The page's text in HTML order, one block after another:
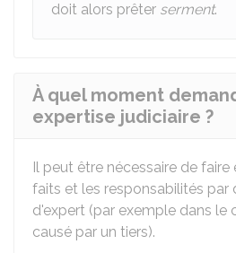
doit alors prêter serment.
À quel moment
expertise judiciaire ?
Il peut être nécessaire de
faits et les responsabilités par
d'expert (par exemple dans le
causé par un tiers).